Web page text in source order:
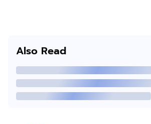
Also Read